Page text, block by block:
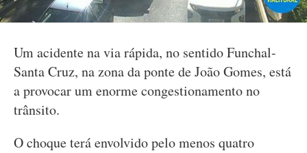
Um acidente na via rápida, no sentido Funchal-
Santa Cruz, na zona da ponte de João Gomes, está
a provocar um enorme congestionamento no
trânsito.
O choque terá envolvido pelo menos quatro